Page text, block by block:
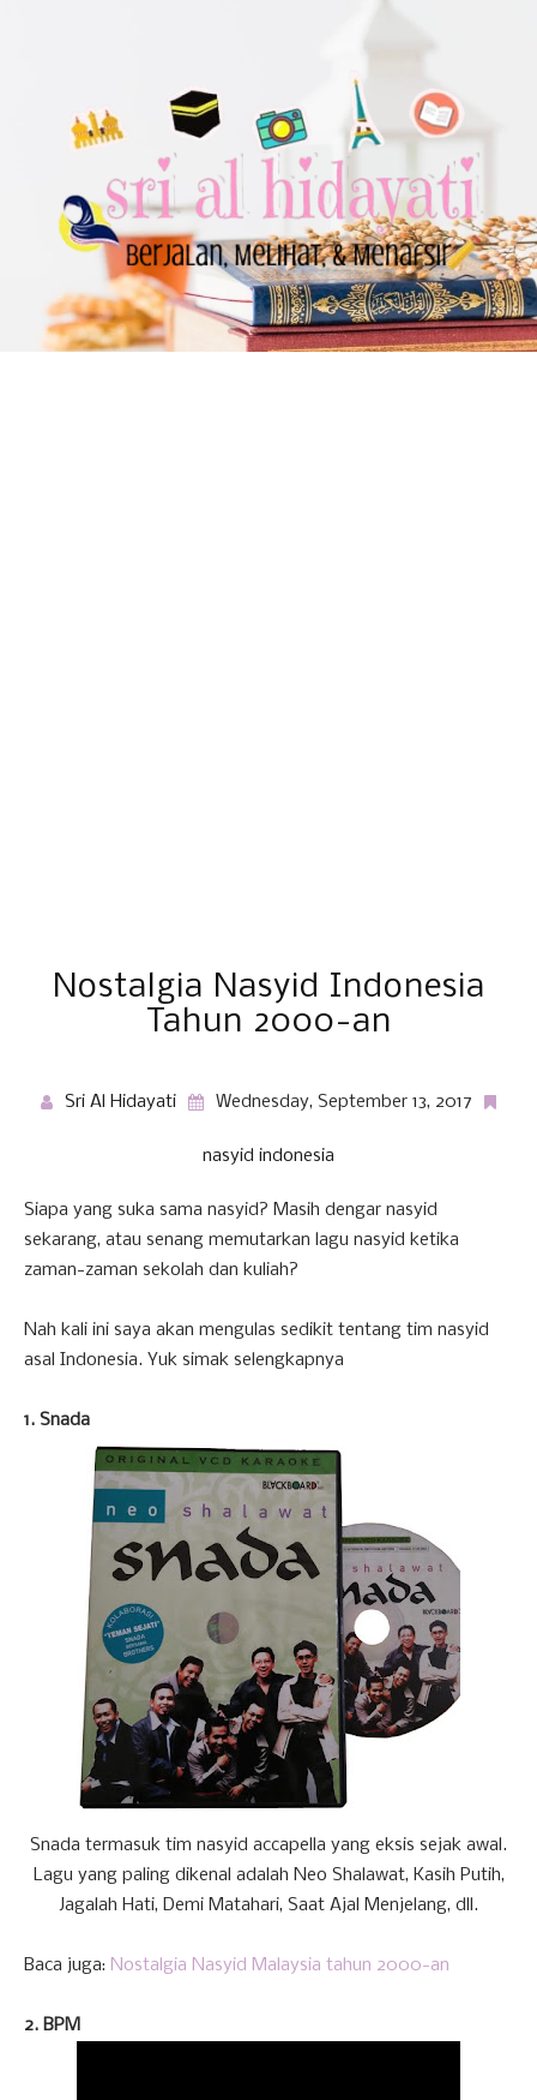
Nostalgia Nasyid Indonesia
Tahun 2000-an
Sri Al Hidayati Wednesday, September 13, 2017
nasyid indonesia
Siapa yang suka sama nasyid? Masih dengar nasyid
sekarang, atau senang memutarkan lagu nasyid ketika
zaman-zaman sekolah dan kuliah?
Nah kali ini saya akan mengulas sedikit tentang tim nasyid
asal Indonesia. Yuk simak selengkapnya
1. Snada
Snada termasuk tim nasyid accapella yang eksis sejak awal.
Lagu yang paling dikenal adalah Neo Shalawat, Kasih Putih,
Jagalah Hati, Demi Matahari, Saat Ajal Menjelang, dll.
Baca juga: Nostalgia Nasyid Malaysia tahun 2000-an
2. BPM